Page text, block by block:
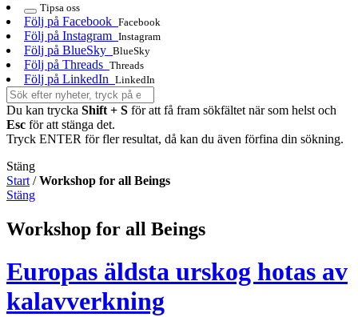
Tipsa oss
Följ på Facebook Facebook
Följ på Instagram Instagram
Följ på BlueSky BlueSky
Följ på Threads Threads
Följ på LinkedIn LinkedIn
Du kan trycka Shift + S för att få fram sökfältet när som helst och
Esc för att stänga det.
Tryck ENTER för fler resultat, då kan du även förfina din sökning.
Stäng
Start /Workshop for all Beings
Stäng
Workshop for all Beings
Europas äldsta urskog hotas av
kalavverkning